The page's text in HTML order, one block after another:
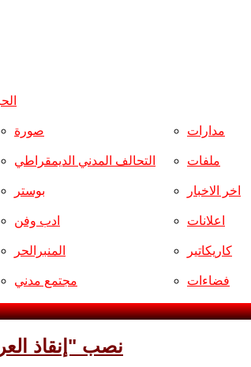
صورة
التحالف المدني الديمقراطي
بوستر
ادب وفن
المنبرالحر
مجتمع مدني
مدارات
ملفات
اخر الاخبار
اعلانات
كاريكاتير
فضاءات
نصب "إنقاذ